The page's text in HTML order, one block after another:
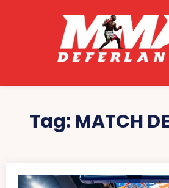
Tag: MATCH